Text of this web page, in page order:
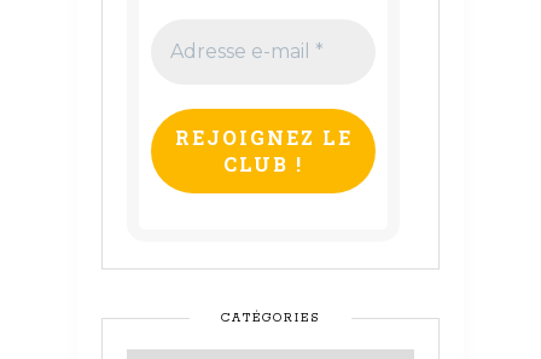
e-
*
CATÉGORIES